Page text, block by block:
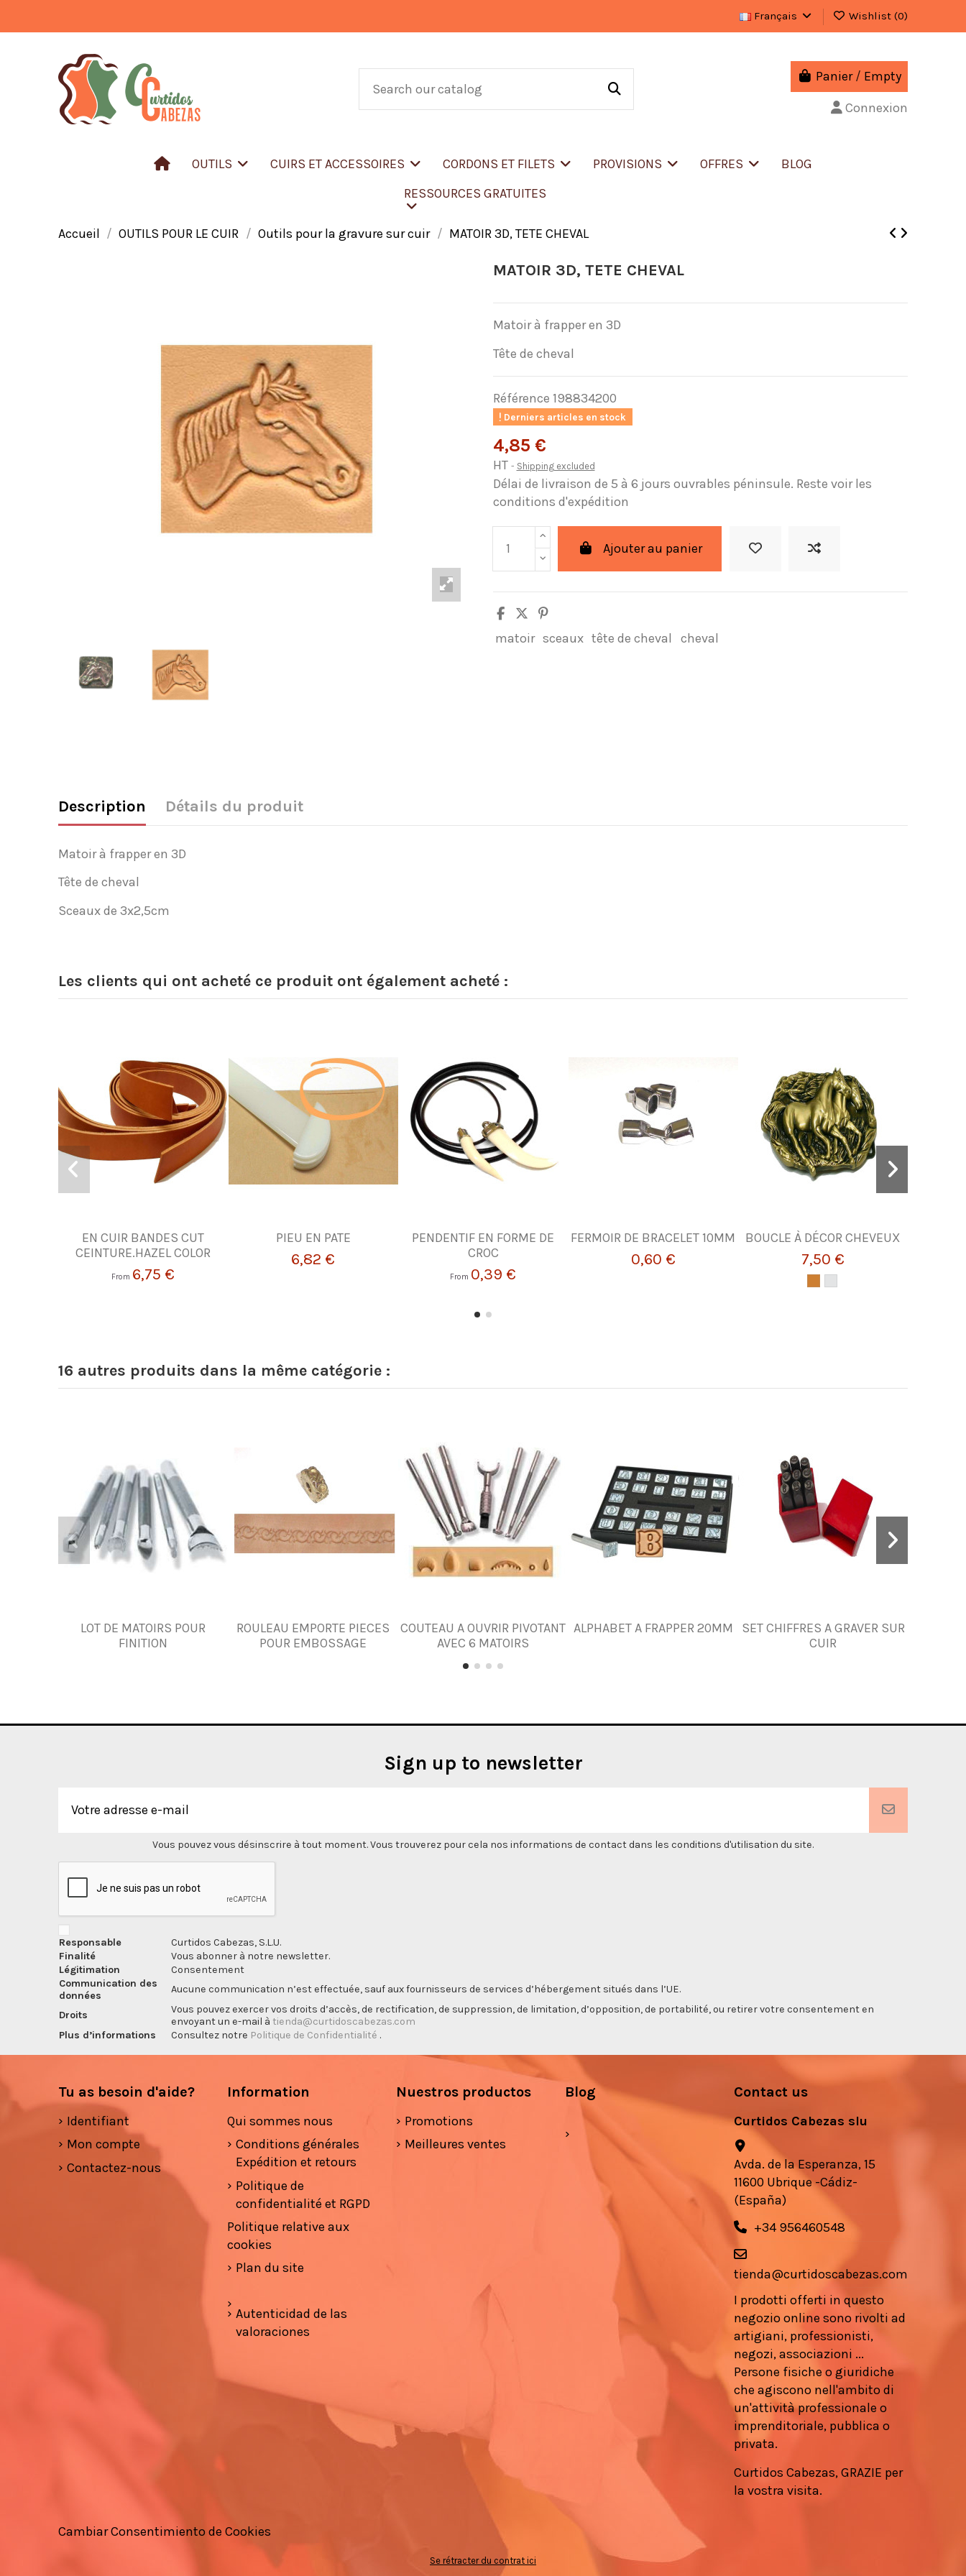
Français Wishlist (0)
Panier / Empty
Connexion
OUTILS CUIRS ET ACCESSOIRES CORDONS ET FILETS PROVISIONS OFFRES
BLOG
RESSOURCES GRATUITES
Accueil OUTILS POUR LE CUIR Outils pour la gravure sur cuir MATOIR 3D, TETE CHEVAL
MATOIR 3D, TETE CHEVAL
Matoir à frapper en 3D
Tête de cheval
Référence 198834200
Derniers articles en stock
4,85 €
HT Shipping excluded
Délai de livraison de 5 à 6 jours ouvrables péninsule. Reste voir les
conditions d'expédition
Ajouter au panier
matoir sceaux tête de cheval cheval
Description Détails du produit
Matoir à frapper en 3D
Tête de cheval
Sceaux de 3x2,5cm
Les clients qui ont acheté ce produit ont également acheté :
EN CUIR BANDES CUT
CEINTURE.HAZEL COLOR
From 6,75 €
PIEU EN PATE
6,82 €
PENDENTIF EN FORME DE
CROC
From 0,39 €
FERMOIR DE BRACELET 10MM
0,60 €
BOUCLE À DÉCOR CHEVEUX
7,50 €
16 autres produits dans la même catégorie :
LOT DE MATOIRS POUR
FINITION
ROULEAU EMPORTE PIECES
POUR EMBOSSAGE
COUTEAU A OUVRIR PIVOTANT
AVEC 6 MATOIRS
ALPHABET A FRAPPER 20MM
SET CHIFFRES A GRAVER SUR
CUIR
Sign up to newsletter
Vous pouvez vous désinscrire à tout moment. Vous trouverez pour cela nos informations de contact dans les conditions d'utilisation du site.
Responsable
Curtidos Cabezas, S.L.U.
Finalité
Vous abonner à notre newsletter.
Légitimation
Consentement
Communication des
données
Aucune communication n’est effectuée, sauf aux fournisseurs de services d’hébergement situés dans l’UE.
Droits
Vous pouvez exercer vos droits d’accès, de rectification, de suppression, de limitation, d’opposition, de portabilité, ou retirer votre consentement en
envoyant un e-mail à tienda@curtidoscabezas.com
Plus d’informations
Consultez notre Politique de Confidentialité .
Tu as besoin d'aide?
Identifiant
Mon compte
Contactez-nous
Information
Qui sommes nous
Conditions générales
Expédition et retours
Politique de
confidentialité et RGPD
Politique relative aux
cookies
Plan du site
Autenticidad de las
valoraciones
Nuestros productos
Promotions
Meilleures ventes
Blog Contact us
Curtidos Cabezas slu
Avda. de la Esperanza, 15
11600 Ubrique -Cádiz-
(España)
+34 956460548
tienda@curtidoscabezas.com
I prodotti offerti in questo
negozio online sono rivolti ad
artigiani, professionisti,
negozi, associazioni ...
Persone fisiche o giuridiche
che agiscono nell'ambito di
un'attività professionale o
imprenditoriale, pubblica o
privata.
Curtidos Cabezas, GRAZIE per
la vostra visita.
Cambiar Consentimiento de Cookies
Se rétracter du contrat ici